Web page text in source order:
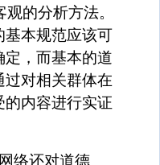
的分析方法。
基本规范应该可
，而基本的道
对相关群体在
内容进行实证
络还对道德